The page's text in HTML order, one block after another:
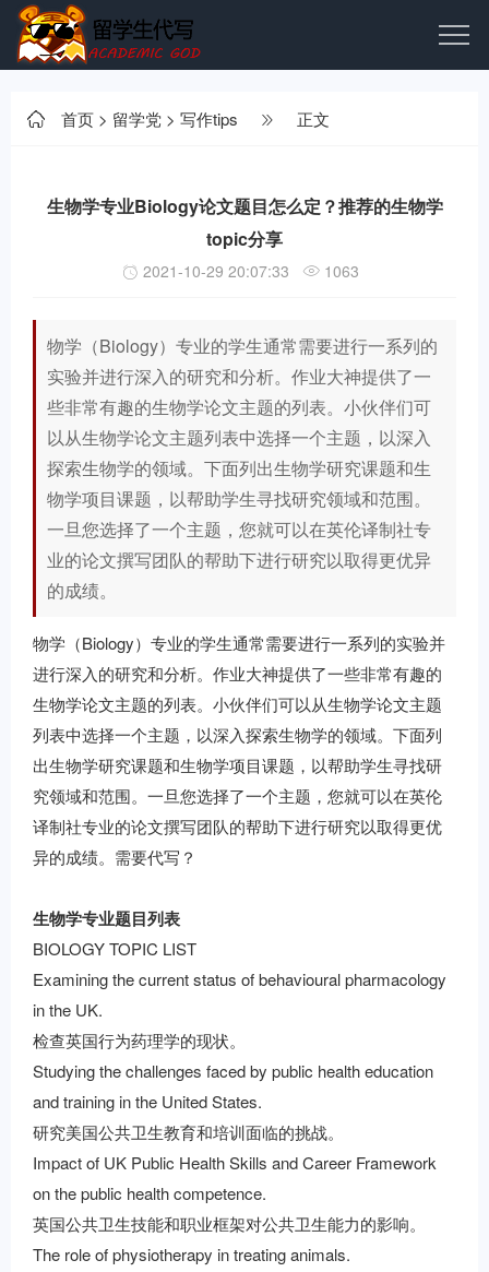
首页 > 留学党 > 写作tips 正文
生物学专业Biology论文题目怎么定？推荐的生物学
topic分享
2021-10-29 20:07:33 1063
物学（Biology）专业的学生通常需要进行一系列的
实验并进行深入的研究和分析。作业大神提供了一
些非常有趣的生物学论文主题的列表。小伙伴们可
以从生物学论文主题列表中选择一个主题，以深入
探索生物学的领域。下面列出生物学研究课题和生
物学项目课题，以帮助学生寻找研究领域和范围。
一旦您选择了一个主题，您就可以在英伦译制社专
业的论文撰写团队的帮助下进行研究以取得更优异
的成绩。
物学（Biology）专业的学生通常需要进行一系列的实验并
进行深入的研究和分析。作业大神提供了一些非常有趣的
生物学论文主题的列表。小伙伴们可以从生物学论文主题
列表中选择一个主题，以深入探索生物学的领域。下面列
出生物学研究课题和生物学项目课题，以帮助学生寻找研
究领域和范围。一旦您选择了一个主题，您就可以在英伦
译制社专业的论文撰写团队的帮助下进行研究以取得更优
异的成绩。需要代写 ？
生物学专业题目列表
BIOLOGY TOPIC LIST
Examining the current status of behavioural pharmacology
in the UK.
检查英国行为药理学的现状。
Studying the challenges faced by public health education
and training in the United States.
研究美国公共卫生教育和培训面临的挑战。
Impact of UK Public Health Skills and Career Framework
on the public health competence.
英国公共卫生技能和职业框架对公共卫生能力的影响。
The role of physiotherapy in treating animals.